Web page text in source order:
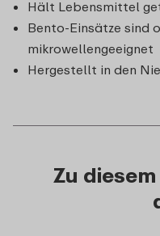
Hält Lebensmittel
Bento-Einsätze sind
mikrowellengeeignet
Hergestellt in den
Zu